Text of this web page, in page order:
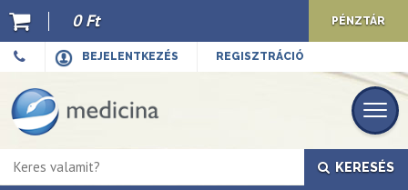
BEJELENTKEZÉS REGISZTRÁCIÓ
0 Ft PÉNZTÁR
KERESÉS
Ajánló
Kiadványaink
E-book
Újdonságok